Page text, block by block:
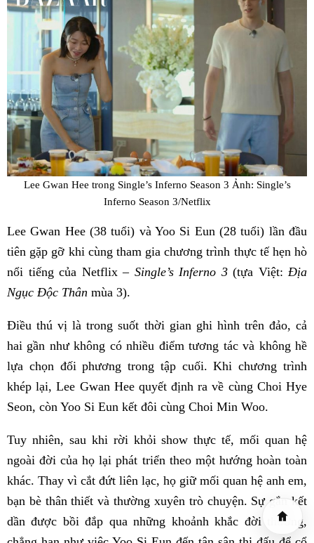
Lee Gwan Hee trong Single’s Inferno Season 3 Ảnh: Single’s
Inferno Season 3/Netflix
Lee Gwan Hee (38 tuổi) và Yoo Si Eun (28 tuổi) lần đầu
tiên gặp gỡ khi cùng tham gia chương trình thực tế hẹn hò
nổi tiếng của Netflix – Single’s Inferno 3(tựa Việt: Địa
Ngục Độc Thân mùa 3).
Điều thú vị là trong suốt thời gian ghi hình trên đảo, cả
hai gần như không có nhiều điểm tương tác và không hề
lựa chọn đối phương trong tập cuối. Khi chương trình
khép lại, Lee Gwan Hee quyết định ra về cùng Choi Hye
Seon, còn Yoo Si Eun kết đôi cùng Choi Min Woo.
Tuy nhiên, sau khi rời khỏi show thực tế, mối quan hệ
ngoài đời của họ lại phát triển theo một hướng hoàn toàn
khác. Thay vì cắt đứt liên lạc, họ giữ mối quan hệ anh em,
bạn bè thân thiết và thường xuyên trò chuyện. Sự gắn kết
dần được bồi đắp qua những khoảnh khắc đời thường,